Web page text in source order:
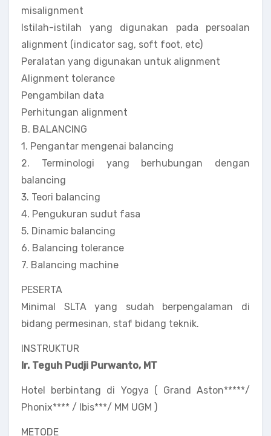
misalignment
Istilah-istilah yang digunakan pada persoalan
alignment (indicator sag, soft foot, etc)
Peralatan yang digunakan untuk alignment
Alignment tolerance
Pengambilan data
Perhitungan alignment
B. BALANCING
1. Pengantar mengenai balancing
2. Terminologi yang berhubungan dengan
balancing
3. Teori balancing
4. Pengukuran sudut fasa
5. Dinamic balancing
6. Balancing tolerance
7. Balancing machine
PESERTA
Minimal SLTA yang sudah berpengalaman di
bidang permesinan, staf bidang teknik.
INSTRUKTUR
Ir. Teguh Pudji Purwanto, MT
Hotel berbintang di Yogya ( Grand Aston*****/
Phonix**** / Ibis***/ MM UGM )
METODE